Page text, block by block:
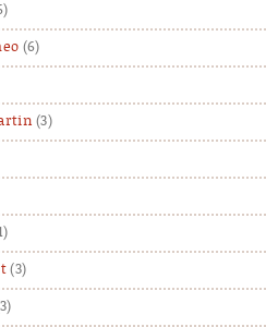
(6)
(3)
(3)